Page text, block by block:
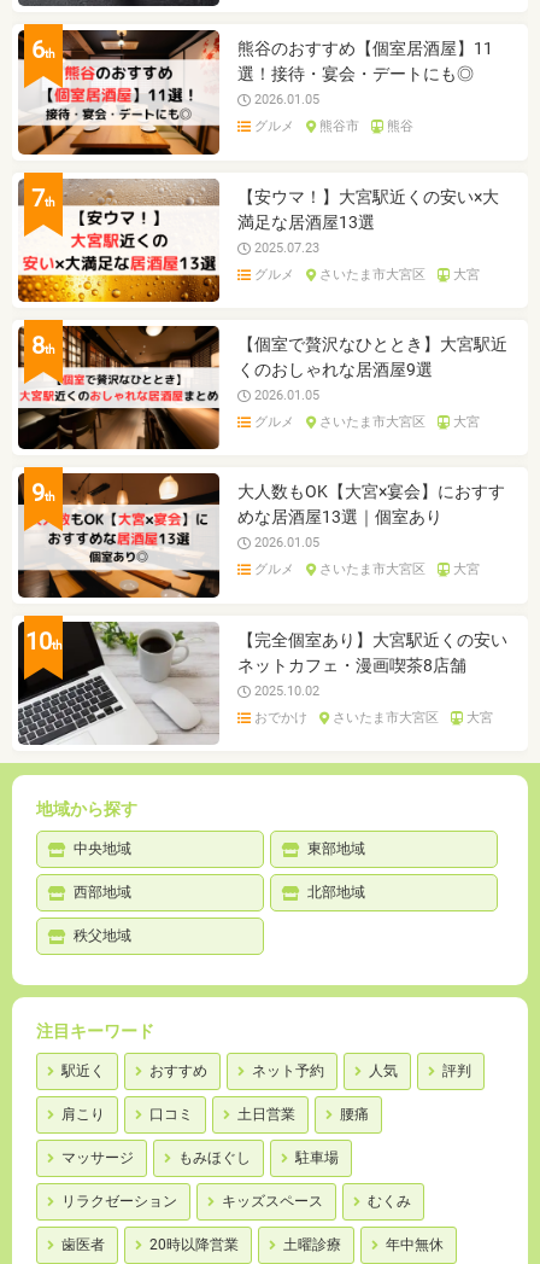
6th
熊谷のおすすめ【個室居酒屋】11
選！接待・宴会・デートにも◎
2026.01.05
グルメ
熊谷市 熊谷
7th
【安ウマ！】大宮駅近くの安い×大
満足な居酒屋13選
2025.07.23
グルメ
さいたま市大宮区 大宮
8th
【個室で贅沢なひととき】大宮駅近
くのおしゃれな居酒屋9選
2026.01.05
グルメ
さいたま市大宮区 大宮
9th
大人数もOK【大宮×宴会】におすす
めな居酒屋13選｜個室あり
2026.01.05
グルメ
さいたま市大宮区 大宮
10th
【完全個室あり】大宮駅近くの安い
ネットカフェ・漫画喫茶8店舗
2025.10.02
おでかけ
さいたま市大宮区 大宮
地域から探す
中央地域 東部地域
西部地域 北部地域
秩父地域
注目キーワード
駅近く おすすめ ネット予約 人気 評判
肩こり 口コミ 土日営業 腰痛
マッサージ もみほぐし 駐車場
リラクゼーション キッズスペース むくみ
歯医者 20時以降営業 土曜診療 年中無休